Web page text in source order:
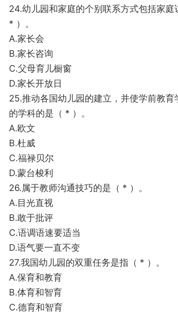
24.幼儿园和家庭的个别联系方式包括家庭
* ）。
A.家长会
B.家长咨询
C.父母育儿橱窗
D.家长开放日
25.推动各国幼儿园的建立，并使学前教育
的学科的是（ * ）。
A.欧文
B.杜威
C.福禄贝尔
D.蒙台梭利
26.属于教师沟通技巧的是（ * ）。
A.目光直视
B.敢于批评
C.语调语速要适当
D.语气要一直不变
27.我国幼儿园的双重任务是指（ * ）。
A.保育和教育
B.体育和智育
C.德育和智育